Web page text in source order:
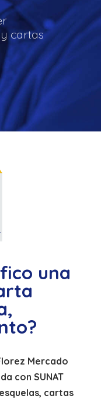
cartas
una
Mercado
con SUNAT
esquelas, cartas